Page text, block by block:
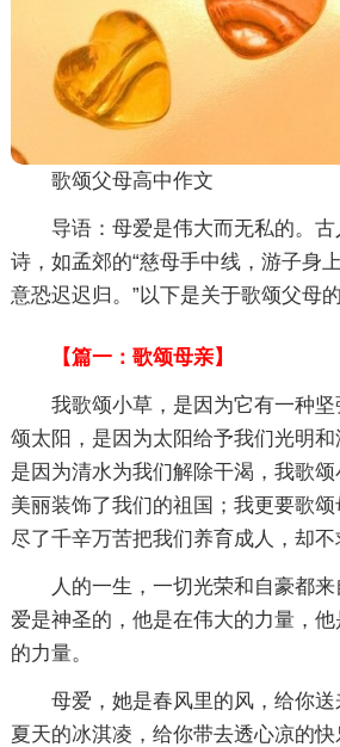
歌颂父母高中作文
导语：母爱是伟大而无私的。
诗，如孟郊的“慈母手中线，游子身
意恐迟迟归。”以下是关于歌颂父母
【篇一：歌颂母亲】
我歌颂小草，是因为它有一种
颂太阳，是因为太阳给予我们光明和
是因为清水为我们解除干渴，我歌
美丽装饰了我们的祖国；我更要歌
尽了千辛万苦把我们养育成人，却不
人的一生，一切光荣和自豪都
爱是神圣的，他是在伟大的力量，
的力量。
母爱，她是春风里的风，给你
夏天的冰淇凌，给你带去透心凉的